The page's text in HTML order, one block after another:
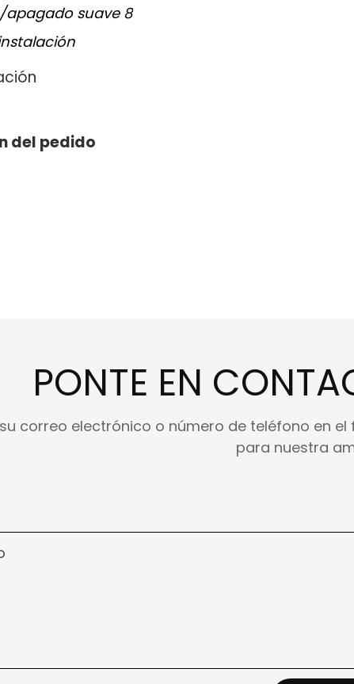
por correo
del pedido
PONTE EN
su correo electrónico o número de teléfono en
para nuestra